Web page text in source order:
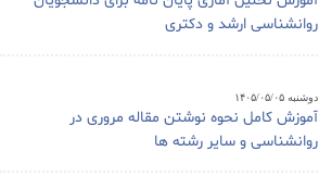
روانشناسی ارشد و دکتری
دوشنبه ۱۴۰۵/۰۵/۰۵
آموزش کامل نحوه نوشتن مقاله مروری در
روانشناسی و سایر رشته ها